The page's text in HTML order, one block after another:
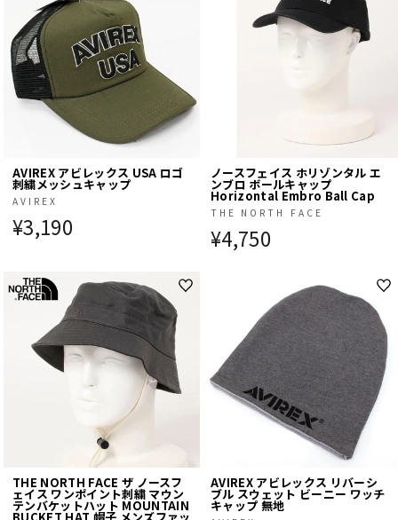
AVIREX アビレックス USA ロゴ
刺繍メッシュキャップ
AVIREX
¥3,190
ノースフェイス ホリゾンタル エ
ンブロ ボールキャップ
Horizontal Embro Ball Cap
THE NORTH FACE
¥4,750
THE NORTH FACE ザ ノースフ
ェイス ワンポイント刺繍 マウン
テンバケットハット MOUNTAIN
AVIREX アビレックス リバーシ
ブル スウェット ビーニー ワッチ
キャップ 無地